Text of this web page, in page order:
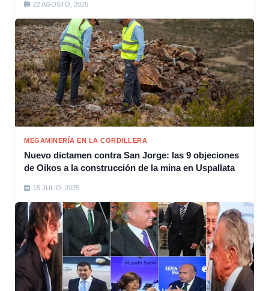
22 AGOSTO, 2025
MEGAMINERÍA EN LA CORDILLERA
Nuevo dictamen contra San Jorge: las 9 objeciones
de Oikos a la construcción de la mina en Uspallata
15 JULIO, 2025